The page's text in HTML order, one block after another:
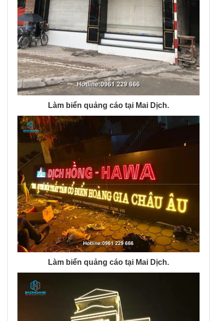
Làm biển quảng cáo tại Mai Dịch.
Làm biển quảng cáo tại Mai Dịch.